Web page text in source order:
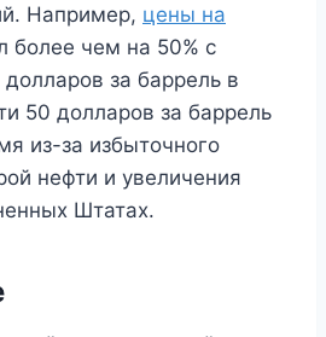
Например, цены на
более чем на 50% с
за баррель в
50 долларов за баррель
из-за избыточного
нефти и увеличения
Штатах.